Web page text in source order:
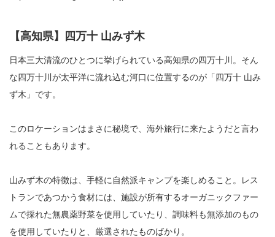
【高知県】四万十 山みず木
日本三大清流のひとつに挙げられている高知県の四万十川。そん
な四万十川が太平洋に流れ込む河口に位置するのが「四万十 山み
ず木」です。
このロケーションはまさに秘境で、海外旅行に来たようだと言わ
れることもあります。
山みず木の特徴は、手軽に自然派キャンプを楽しめること。レス
トランであつかう食材には、施設が所有するオーガニックファー
ムで採れた無農薬野菜を使用していたり、調味料も無添加のもの
を使用していたりと、厳選されたものばかり。